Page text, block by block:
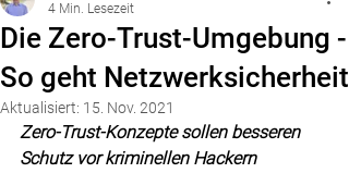
Die Zero-Trust-Umgebung -
So geht Netzwerksicherheit
4 Min. Lesezeit
Aktualisiert: 15. Nov. 2021
Zero-Trust-Konzepte sollen besseren
Schutz vor kriminellen Hackern